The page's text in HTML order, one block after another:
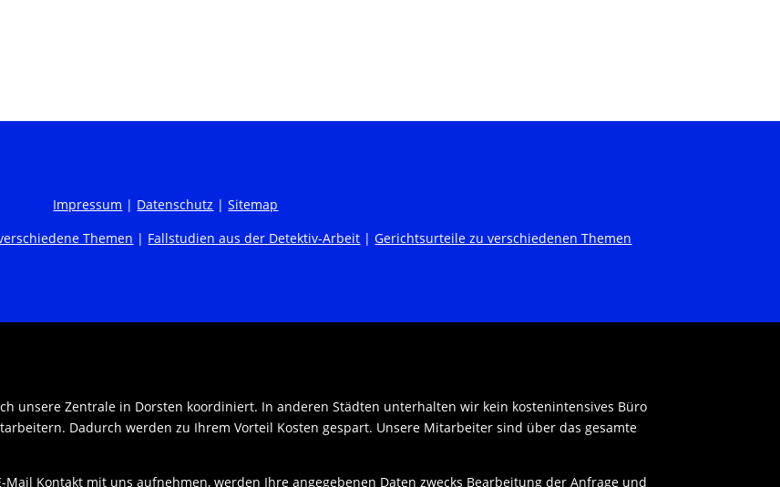
Impressum | Datenschutz |Sitemap
Themen | Fallstudien aus der Detektiv-Arbeit |Gerichtsurteile zu verschiedenen Themen
unsere Zentrale in Dorsten koordiniert. In anderen Städten unterhalten wir kein kostenintensives Büro
Dadurch werden zu Ihrem Vorteil Kosten gespart. Unsere Mitarbeiter sind über das gesamte
Kontakt mit uns aufnehmen, werden Ihre angegebenen Daten zwecks Bearbeitung der Anfrage und